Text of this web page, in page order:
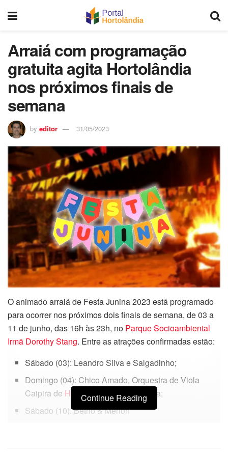
Arraiá com programação
gratuita agita Hortolândia
nos próximos finais de
semana
by editor 31/05/2023
O animado arraiá de Festa Junina 2023 está programado
para ocorrer nos próximos dois finais de semana, de 03 a
11 de junho, das 16h às 23h, no Parque Socioambiental
Irmã Dorothy Stang. Entre as atrações confirmadas estão:
Sábado (03): Leandro Silva e Salgadinho;
Domingo (04): Chico Amado, Orquestra de Viola
Caipira de Hortolândia
e Kamila Lima;
Sábado (10): Betho & Menon
Continue Reading